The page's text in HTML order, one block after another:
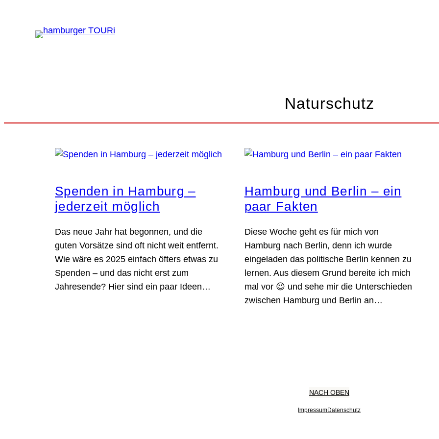
springen
Naturschutz
Spenden in Hamburg –
jederzeit möglich
Das neue Jahr hat begonnen, und die
guten Vorsätze sind oft nicht weit entfernt.
Wie wäre es 2025 einfach öfters etwas zu
Spenden – und das nicht erst zum
Jahresende? Hier sind ein paar Ideen…
Hamburg und Berlin – ein
paar Fakten
Diese Woche geht es für mich von
Hamburg nach Berlin, denn ich wurde
eingeladen das politische Berlin kennen zu
lernen. Aus diesem Grund bereite ich mich
mal vor 😉 und sehe mir die Unterschieden
zwischen Hamburg und Berlin an…
NACH OBEN
ImpressumDatenschutz